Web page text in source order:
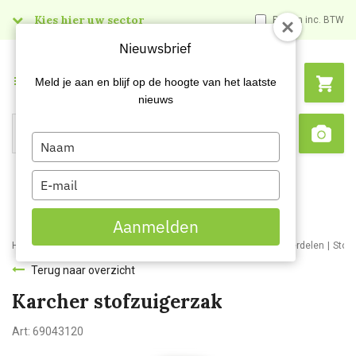
Kies hier uw sector Prijzen inc. BTW
Search
Menu
Home Webshop Schoonmaakmachines Stofzuigers en onderdelen
Terug naar overzicht
Karcher stofzuigerzak
Art: 69043120
Nieuwsbrief
Meld je aan en blijf op de hoogte van het laatste
nieuws
Type
your
name
Type
your
email
Aanmelden